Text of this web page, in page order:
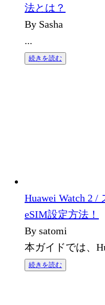
法とは？
By Sasha
...
続きを読む
Huawei Watch 2
eSIM設定方法！
By satomi
本ガイドでは、
続きを読む